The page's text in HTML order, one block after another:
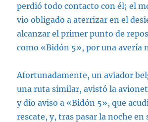
perdió todo contacto con él; el
vio obligado a aterrizar en el
alcanzar el primer punto de
como «Bidón 5», por una avería
Afortunadamente, un aviador
una ruta similar, avistó la
y dio aviso a «Bidón 5», que
rescate, y, tras pasar la noche en